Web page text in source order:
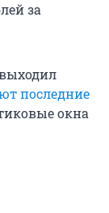
за
последние
окна